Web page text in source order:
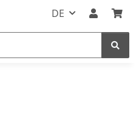
DE